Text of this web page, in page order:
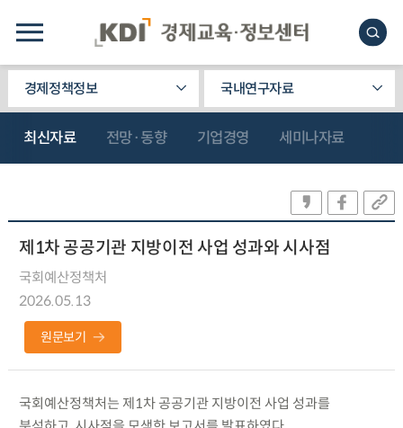
경제정책정보 국내연구자료
최신자료 전망·동향 기업경영 세미나자료
제1차 공공기관 지방이전 사업 성과와 시사점
국회예산정책처
2026.05.13
원문보기
국회예산정책처는 제1차 공공기관 지방이전 사업 성과를